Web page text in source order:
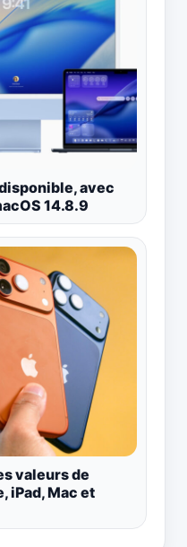
avec
14.8.9
valeurs de
iPad, Mac et